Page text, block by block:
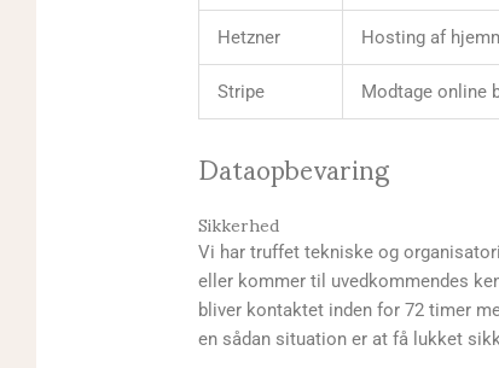
Hetzner Hosting af
Stripe Modtage online
Dataopbevaring
Sikkerhed
Vi har truffet tekniske og
eller kommer til uvedkommendes
bliver kontaktet inden for 72 timer
en sådan situation er at få lukket